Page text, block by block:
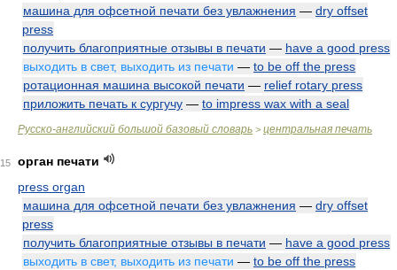
машина для офсетной печати без увлажнения — dry offset
press
получить благоприятные отзывы в печати — have a good press
выходить в свет, выходить из печати — to be off the press
ротационная машина высокой печати — relief rotary press
приложить печать к сургучу — to impress wax with a seal
Русско-английский большой базовый словарь > центральная печать
15
орган печати
press organ
машина для офсетной печати без увлажнения — dry offset
press
получить благоприятные отзывы в печати — have a good press
выходить в свет, выходить из печати — to be off the press